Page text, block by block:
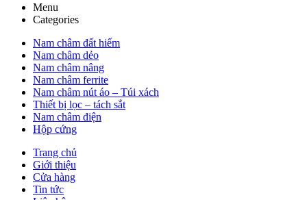
Menu
Categories
Nam châm đất hiếm
Nam châm dẻo
Nam châm nâng
Nam châm ferrite
Nam châm nút áo – Túi xách
Thiết bị lọc – tách sắt
Nam châm điện
Hộp cứng
Trang chủ
Giới thiệu
Cửa hàng
Tin tức